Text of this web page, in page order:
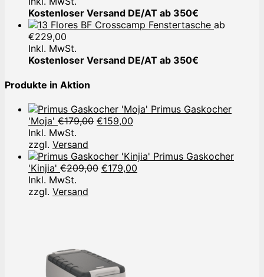
Kostenloser Versand DE/AT ab 350€
Crosscamp Fenstertasche ab
€229,00
Inkl. MwSt.
Kostenloser Versand DE/AT ab 350€
Produkte in Aktion
Primus Gaskocher
'Moja' €179,00 Ursprünglicher
€179,00
€159,00
€159,00.
Inkl. MwSt.
zzgl. Versand
Primus Gaskocher
'Kinjia' €209,00 Ursprünglicher
€179,00
Inkl. MwSt.
zzgl. Versand